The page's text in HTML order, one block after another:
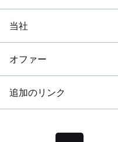
当社
オファー
追加のリンク